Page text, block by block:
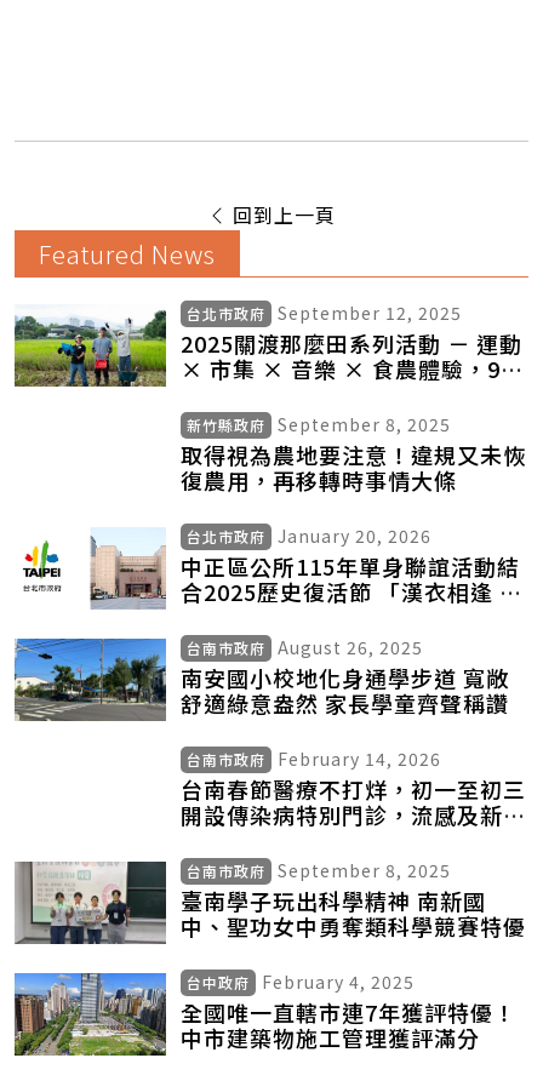
回到上一頁
Featured News
台北市政府 September 12, 2025
2025關渡那麼田系列活動 － 運動
× 市集 × 音樂 × 食農體驗，9月
新竹縣政府 September 8, 2025
取得視為農地要注意！違規又未恢
復農用，再移轉時事情大條
台北市政府 January 20, 2026
中正區公所115年單身聯誼活動結
合2025歷史復活節 「漢衣相逢 榮
台南市政府 August 26, 2025
南安國小校地化身通學步道 寬敞
舒適綠意盎然 家長學童齊聲稱讚
台南市政府 February 14, 2026
台南春節醫療不打烊，初一至初三
開設傳染病特別門診，流感及新冠
台南市政府 September 8, 2025
臺南學子玩出科學精神 南新國
中、聖功女中勇奪類科學競賽特優
台中政府 February 4, 2025
全國唯一直轄市連7年獲評特優！
中市建築物施工管理獲評滿分